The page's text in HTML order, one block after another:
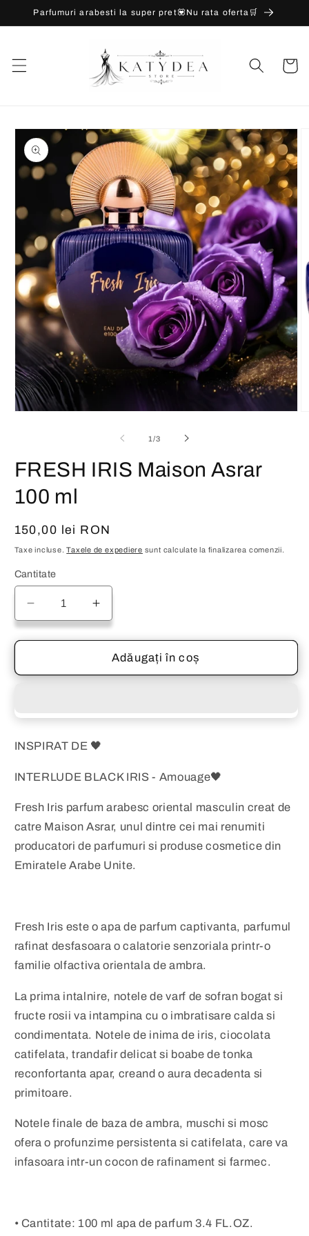
Salt la
conținut
Parfumuri arabesti la super pret💟Nu rata oferta🛒
Coș
informațiile
despre
produs
o
fereastră
modală
1/din
3
FRESH IRIS Maison Asrar
100 ml
Preț
obișnuit
150,00 lei RON
Taxe incluse.Taxele de expediere sunt calculate la finalizarea comenzii.
Cantitate
Reduceți
cantitatea
pentru
IRIS
100
Creșteți
cantitatea
pentru
FRESH
IRIS
100
Adăugați în coș
INSPIRAT DE 🖤
INTERLUDE BLACK IRIS - Amouage🖤
Fresh Iris parfum arabesc oriental masculin creat de
catre Maison Asrar, unul dintre cei mai renumiti
producatori de parfumuri si produse cosmetice din
Emiratele Arabe Unite.
Fresh Iris este o apa de parfum captivanta, parfumul
rafinat desfasoara o calatorie senzoriala printr-o
familie olfactiva orientala de ambra.
La prima intalnire, notele de varf de sofran bogat si
fructe rosii va intampina cu o imbratisare calda si
condimentata. Notele de inima de iris, ciocolata
catifelata, trandafir delicat si boabe de tonka
reconfortanta apar, creand o aura decadenta si
primitoare.
Notele finale de baza de ambra, muschi si mosc
ofera o profunzime persistenta si catifelata, care va
infasoara intr-un cocon de rafinament si farmec.
• Cantitate: 100 ml apa de parfum 3.4 FL.OZ.